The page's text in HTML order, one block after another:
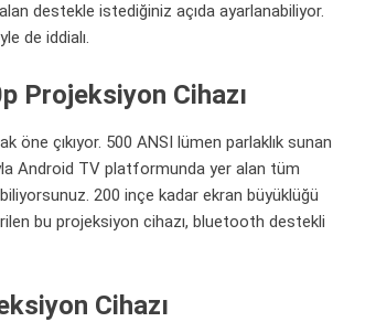
destekle istediğiniz açıda ayarlanabiliyor.
de iddialı.
Projeksiyon Cihazı
öne çıkıyor. 500 ANSI lümen parlaklık sunan
Android TV platformunda yer alan tüm
200 inçe kadar ekran büyüklüğü
bu projeksiyon cihazı, bluetooth destekli
Cihazı